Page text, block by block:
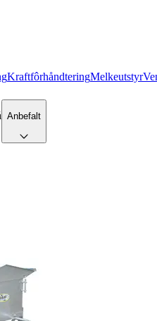
KraftfôrhåndteringMelkeutstyr
Anbefalt